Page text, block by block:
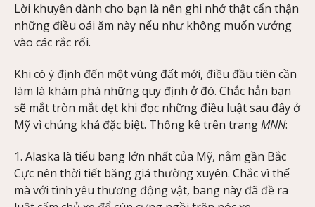
Lời khuyên dành cho bạn là nên ghi nhớ thật cẩn thận
những điều oái ăm này nếu như không muốn vướng
vào các rắc rối.
Khi có ý định đến một vùng đất mới, điều đầu tiên cần
làm là khám phá những quy định ở đó. Chắc hẳn bạn
sẽ mắt tròn mắt dẹt khi đọc những điều luật sau đây ở
Mỹ vì chúng khá đặc biệt. Thống kê trên trangMNN:
1. Alaska là tiểu bang lớn nhất của Mỹ, nằm gần Bắc
Cực nên thời tiết băng giá thường xuyên. Chắc vì thế
mà với tình yêu thương động vật, bang này đã đề ra